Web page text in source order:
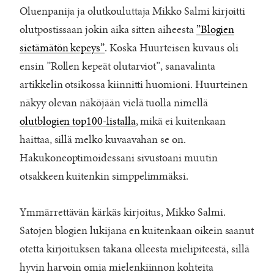
Oluenpanija ja olutkouluttaja Mikko Salmi kirjoitti
olutpostissaan jokin aika sitten aiheesta ”Blogien
sietämätön kepeys”. Koska Huurteisen kuvaus oli
ensin ”Rollen kepeät olutarviot”, sanavalinta
artikkelin otsikossa kiinnitti huomioni. Huurteinen
näkyy olevan näköjään vielä tuolla nimellä
olutblogien top100-listalla, mikä ei kuitenkaan
haittaa, sillä melko kuvaavahan se on.
Hakukoneoptimoidessani sivustoani muutin
otsakkeen kuitenkin simppelimmäksi.
Ymmärrettävän kärkäs kirjoitus, Mikko Salmi.
Satojen blogien lukijana en kuitenkaan oikein saanut
otetta kirjoituksen takana olleesta mielipiteestä, sillä
hyvin harvoin omia mielenkiinnon kohteita